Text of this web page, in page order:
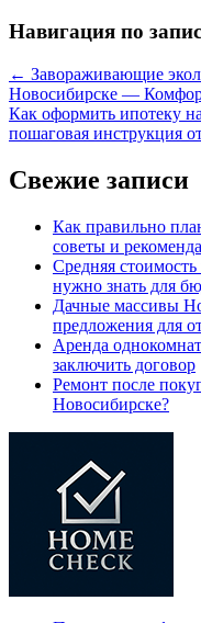
Навигация по
← Завораживающие
Новосибирске —
Как оформить ипотеку
пошаговая инструкция
Свежие записи
Как правильно
советы и
Средняя
нужно знать для
Дачные массивы
предложения для
Аренда
заключить договор
Ремонт после
Новосибирске?